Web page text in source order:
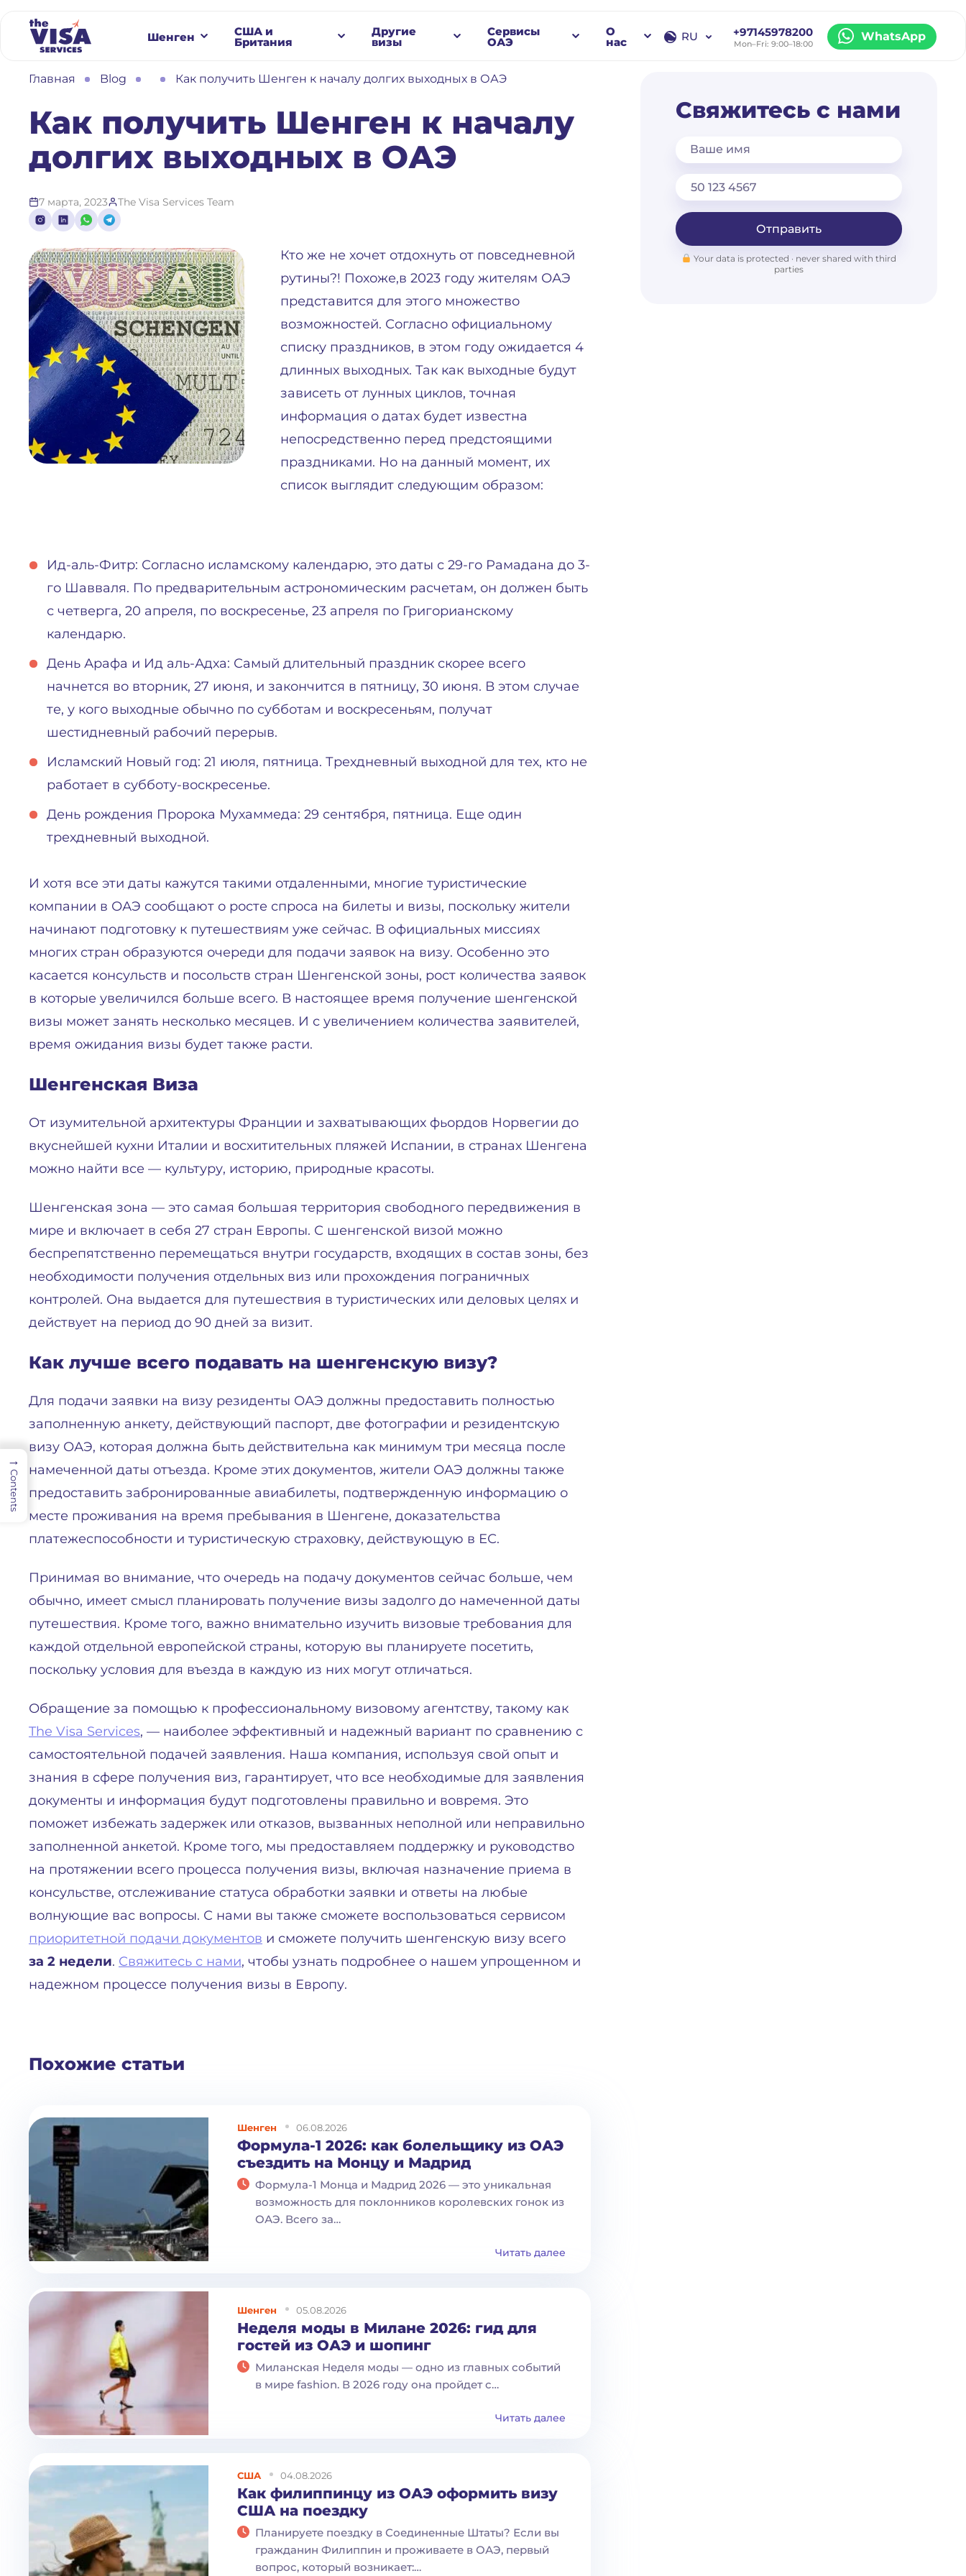
Шенген США и
Британия
Другие
визы
Сервисы
ОАЭ
О
нас RU +97145978200
Mon–Fri: 9:00–18:00
WhatsApp
Главная Blog Как получить Шенген к началу долгих выходных в ОАЭ
Как получить Шенген к началу
долгих выходных в ОАЭ
7 марта, 2023 The Visa Services Team
Кто же не хочет отдохнуть от повседневной
рутины?! Похоже,в 2023 году жителям ОАЭ
представится для этого множество
возможностей. Согласно официальному
списку праздников, в этом году ожидается 4
длинных выходных. Так как выходные будут
зависеть от лунных циклов, точная
информация о датах будет известна
непосредственно перед предстоящими
праздниками. Но на данный момент, их
список выглядит следующим образом:
Ид-аль-Фитр: Согласно исламскому календарю, это даты с 29-го Рамадана до 3-
го Шавваля. По предварительным астрономическим расчетам, он должен быть
с четверга, 20 апреля, по воскресенье, 23 апреля по Григорианскому
календарю.
День Арафа и Ид аль-Адха: Самый длительный праздник скорее всего
начнется во вторник, 27 июня, и закончится в пятницу, 30 июня. В этом случае
те, у кого выходные обычно по субботам и воскресеньям, получат
шестидневный рабочий перерыв.
Исламский Новый год: 21 июля, пятница. Трехдневный выходной для тех, кто не
работает в субботу-воскресенье.
День рождения Пророка Мухаммеда: 29 сентября, пятница. Еще один
трехдневный выходной.
И хотя все эти даты кажутся такими отдаленными, многие туристические
компании в ОАЭ сообщают о росте спроса на билеты и визы, поскольку жители
начинают подготовку к путешествиям уже сейчас. В официальных миссиях
многих стран образуются очереди для подачи заявок на визу. Особенно это
касается консульств и посольств стран Шенгенской зоны, рост количества заявок
в которые увеличился больше всего. В настоящее время получение шенгенской
визы может занять несколько месяцев. И с увеличением количества заявителей,
время ожидания визы будет также расти.
Шенгенская Виза
От изумительной архитектуры Франции и захватывающих фьордов Норвегии до
вкуснейшей кухни Италии и восхитительных пляжей Испании, в странах Шенгена
можно найти все — культуру, историю, природные красоты.
Шенгенская зона — это самая большая территория свободного передвижения в
мире и включает в себя 27 стран Европы. С шенгенской визой можно
беспрепятственно перемещаться внутри государств, входящих в состав зоны, без
необходимости получения отдельных виз или прохождения пограничных
контролей. Она выдается для путешествия в туристических или деловых целях и
действует на период до 90 дней за визит.
Как лучше всего подавать на шенгенскую визу?
Для подачи заявки на визу резиденты ОАЭ должны предоставить полностью
заполненную анкету, действующий паспорт, две фотографии и резидентскую
визу ОАЭ, которая должна быть действительна как минимум три месяца после
намеченной даты отъезда. Кроме этих документов, жители ОАЭ должны также
предоставить забронированные авиабилеты, подтвержденную информацию о
месте проживания на время пребывания в Шенгене, доказательства
платежеспособности и туристическую страховку, действующую в ЕС.
Принимая во внимание, что очередь на подачу документов сейчас больше, чем
обычно, имеет смысл планировать получение визы задолго до намеченной даты
путешествия. Кроме того, важно внимательно изучить визовые требования для
каждой отдельной европейской страны, которую вы планируете посетить,
поскольку условия для въезда в каждую из них могут отличаться.
Обращение за помощью к профессиональному визовому агентству, такому как
The Visa Services, — наиболее эффективный и надежный вариант по сравнению с
самостоятельной подачей заявления. Наша компания, используя свой опыт и
знания в сфере получения виз, гарантирует, что все необходимые для заявления
документы и информация будут подготовлены правильно и вовремя. Это
поможет избежать задержек или отказов, вызванных неполной или неправильно
заполненной анкетой. Кроме того, мы предоставляем поддержку и руководство
на протяжении всего процесса получения визы, включая назначение приема в
консульстве, отслеживание статуса обработки заявки и ответы на любые
волнующие вас вопросы. С нами вы также сможете воспользоваться сервисом
приоритетной подачи документов и сможете получить шенгенскую визу всего
за 2 недели. Свяжитесь с нами, чтобы узнать подробнее о нашем упрощенном и
надежном процессе получения визы в Европу.
Похожие статьи
Шенген 06.08.2026
Формула-1 2026: как болельщику из ОАЭ
съездить на Монцу и Мадрид
Формула-1 Монца и Мадрид 2026 — это уникальная
возможность для поклонников королевских гонок из
ОАЭ. Всего за…
Читать далее
Шенген 05.08.2026
Неделя моды в Милане 2026: гид для
гостей из ОАЭ и шопинг
Миланская Неделя моды — одно из главных событий
в мире fashion. В 2026 году она пройдет с…
Читать далее
США 04.08.2026
Как филиппинцу из ОАЭ оформить визу
США на поездку
Планируете поездку в Соединенные Штаты? Если вы
гражданин Филиппин и проживаете в ОАЭ, первый
вопрос, который возникает:…
Свяжитесь с нами
Ваше имя
Отправить
Your data is protected · never shared with third
parties
→
Contents